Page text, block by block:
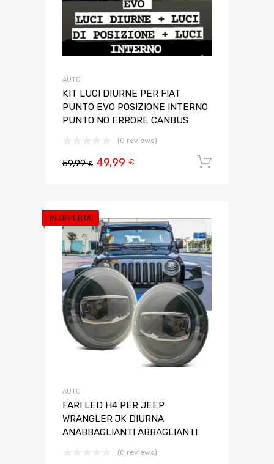
AUTO
KIT LUCI DIURNE PER FIAT
PUNTO EVO POSIZIONE INTERNO
PUNTO NO ERRORE CANBUS
(0 reviews)
59,99€ 49,99 €
IN OFFERTA!
AUTO
FARI LED H4 PER JEEP
WRANGLER JK DIURNA
ANABBAGLIANTI ABBAGLIANTI
(0 reviews)